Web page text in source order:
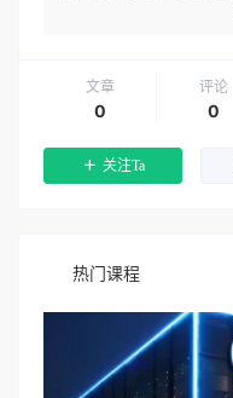
文章
0
评论
0
关注Ta
热门课程